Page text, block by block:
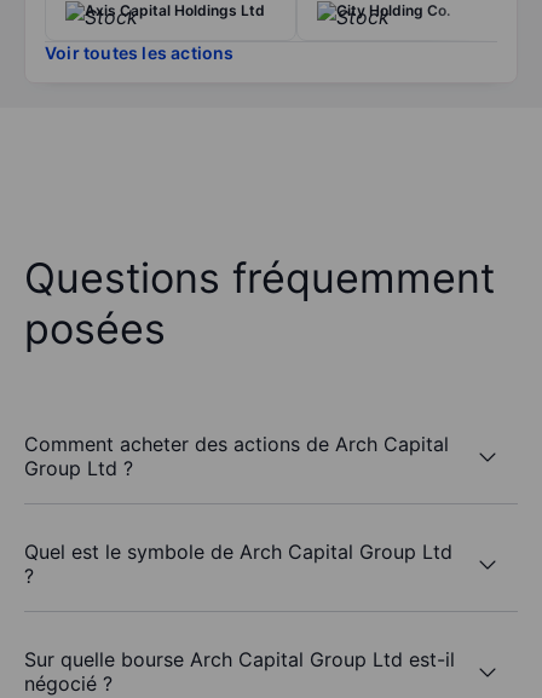
Axis Capital Holdings Ltd City Holding Co.
Voir toutes les actions
Questions fréquemment
posées
Comment acheter des actions de Arch Capital
Group Ltd ?
Quel est le symbole de Arch Capital Group Ltd
?
Sur quelle bourse Arch Capital Group Ltd est-il
négocié ?